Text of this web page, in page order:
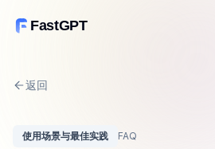
FastGPT
返回
使用场景与最佳实践 FAQ